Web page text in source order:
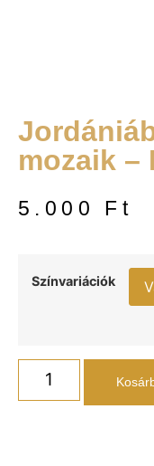
mozaik –
5.000 Ft
Színvariációk